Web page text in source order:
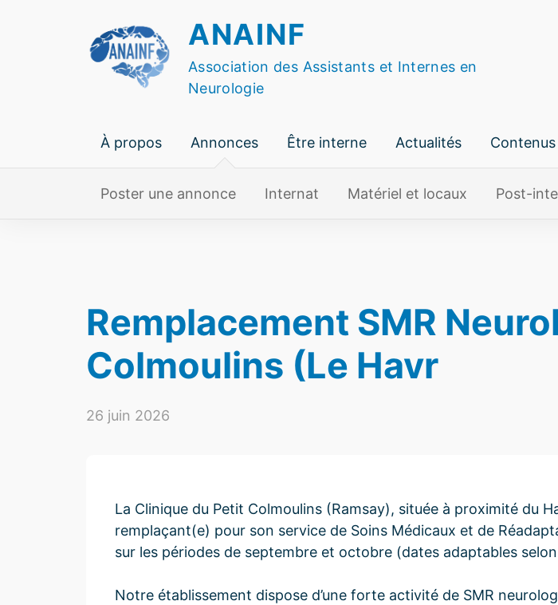
ANAINF
Association des Assistants et Internes en
Neurologie
À propos Annonces Être interne Actualités
Poster une annonce Internat Matériel et locaux Post-
Remplacement SMR
Colmoulins (Le Havr
26 juin 2026
La Clinique du Petit Colmoulins (Ramsay), située à proximité du
remplaçant(e) pour son service de Soins Médicaux et de
sur les périodes de septembre et octobre (dates adaptables
Notre établissement dispose d’une forte activité de SMR